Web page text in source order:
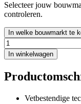
Selecteer jouw
controleren.
In welke bouwmarkt te
In winkelwagen
Vetbestendige